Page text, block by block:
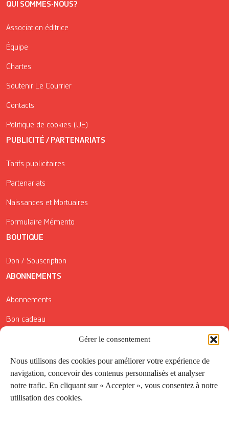
Gérer le consentement
Nous utilisons des cookies pour améliorer votre expérience de
navigation, concevoir des contenus personnalisés et analyser
notre trafic. En cliquant sur « Accepter », vous consentez à notre
utilisation des cookies.
QUI SOMMES-NOUS?
Association éditrice
Équipe
Chartes
Soutenir Le Courrier
Contacts
Politique de cookies (UE)
PUBLICITÉ / PARTENARIATS
Tarifs publicitaires
Partenariats
Naissances et Mortuaires
Formulaire Mémento
BOUTIQUE
Don / Souscription
ABONNEMENTS
Abonnements
Bon cadeau
Conditions générales de vente
Réductions de la Carte Côté Courrier
Application